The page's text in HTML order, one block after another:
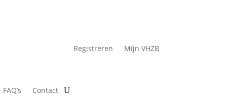
Registreren Mijn VHZB
FAQ’s Contact